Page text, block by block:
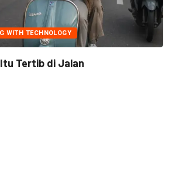
WITH TECHNOLOGY
Tertib di Jalan